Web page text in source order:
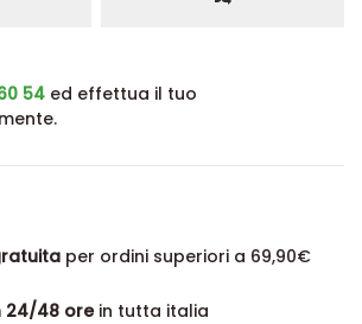
54 ed effettua il tuo
per ordini superiori a 69,90€
24/48 orein tutta italia